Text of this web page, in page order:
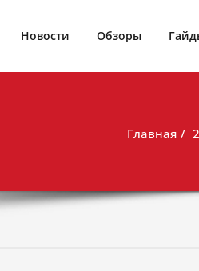
Новости Обзоры
Главная